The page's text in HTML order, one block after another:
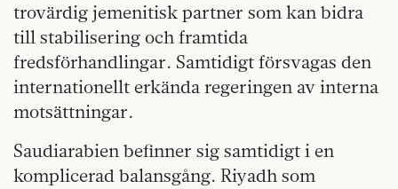
trovärdig jemenitisk partner som kan bidra
till stabilisering och framtida
fredsförhandlingar. Samtidigt försvagas den
internationellt erkända regeringen av interna
motsättningar.
Saudiarabien befinner sig samtidigt i en
komplicerad balansgång. Riyadh som